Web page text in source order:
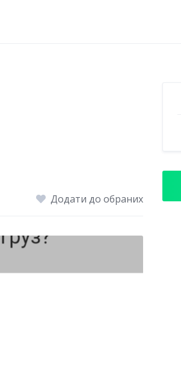
Додати до обраних